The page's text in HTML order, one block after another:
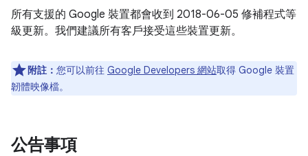
所有支援的 Google 裝置都會收到 2018-06-05 修補程式等
級更新。我們建議所有客戶接受這些裝置更新。
附註： 您可以前往 Google Developers 網站取得 Google 裝置
韌體映像檔。
公告事項